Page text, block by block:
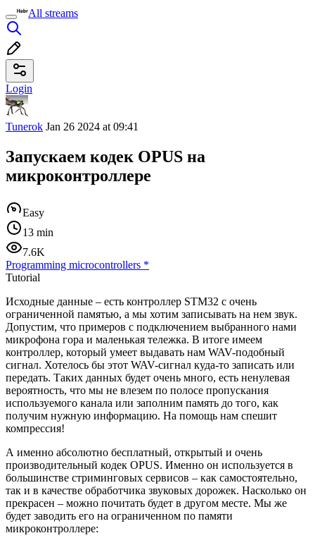
All streams
Login
Tunerok Jan 26 2024 at 09:41
Запускаем кодек OPUS на
микроконтроллере
Easy
13 min
7.6K
Programming microcontrollers *
Tutorial
Исходные данные – есть контроллер STM32 с очень
ограниченной памятью, а мы хотим записывать на нем звук.
Допустим, что примеров с подключением выбранного нами
микрофона гора и маленькая тележка. В итоге имеем
контроллер, который умеет выдавать нам WAV-подобный
сигнал. Хотелось бы этот WAV-сигнал куда-то записать или
передать. Таких данных будет очень много, есть ненулевая
вероятность, что мы не влезем по полосе пропускания
используемого канала или заполним память до того, как
получим нужную информацию. На помощь нам спешит
компрессия!
А именно абсолютно бесплатный, открытый и очень
производительный кодек OPUS. Именно он используется в
большинстве стриминговых сервисов – как самостоятельно,
так и в качестве обработчика звуковых дорожек. Насколько он
прекрасен – можно почитать будет в другом месте. Мы же
будет заводить его на ограниченном по памяти
микроконтроллере: